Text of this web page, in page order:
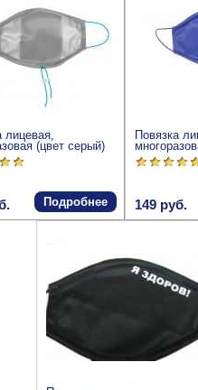
лицевая,
(цвет серый)
Подробнее
Повязка
149 руб.